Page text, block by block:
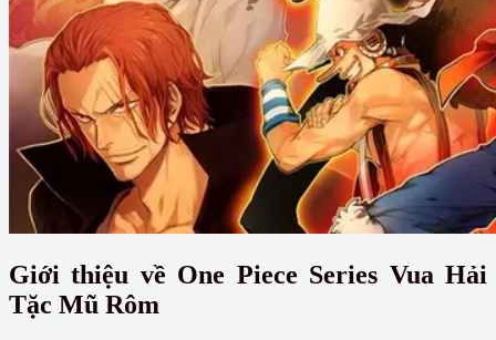
Giới thiệu về One Piece Series Vua Hải
Tặc Mũ Rôm